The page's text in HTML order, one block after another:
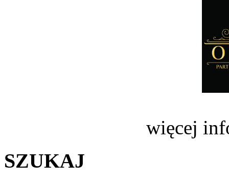
więcej
SZUKAJ